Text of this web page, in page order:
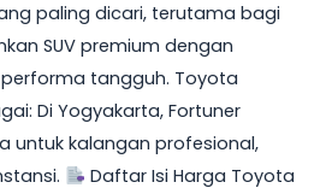
paling dicari, terutama bagi
SUV premium dengan
tangguh. Toyota
Di Yogyakarta, Fortuner
untuk kalangan profesional,
Daftar Isi Harga Toyota